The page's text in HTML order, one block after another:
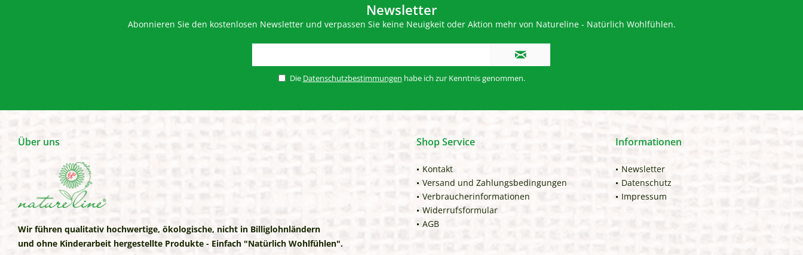
Newsletter
Abonnieren Sie den kostenlosen Newsletter und verpassen Sie keine Neuigkeit oder Aktion mehr von Natureline - Natürlich Wohlfühlen.
Die Datenschutzbestimmungen habe ich zur Kenntnis genommen.
Über uns
Wir führen qualitativ hochwertige, ökologische, nicht in Billiglohnländern
und ohne Kinderarbeit hergestellte Produkte - Einfach "Natürlich Wohlfühlen".
Shop Service
Kontakt
Versand und Zahlungsbedingungen
Verbraucherinformationen
Widerrufsformular
AGB
Informationen
Newsletter
Datenschutz
Impressum